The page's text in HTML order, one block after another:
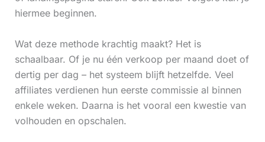
hiermee beginnen.
Wat deze methode krachtig maakt? Het is
schaalbaar. Of je nu één verkoop per maand doet of
dertig per dag – het systeem blijft hetzelfde. Veel
affiliates verdienen hun eerste commissie al binnen
enkele weken. Daarna is het vooral een kwestie van
volhouden en opschalen.